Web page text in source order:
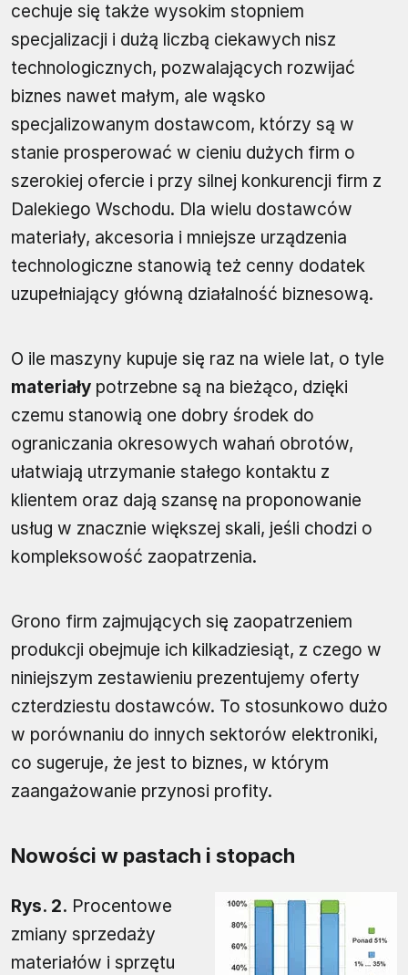
cechuje się także wysokim stopniem
specjalizacji i dużą liczbą ciekawych nisz
technologicznych, pozwalających rozwijać
biznes nawet małym, ale wąsko
specjalizowanym dostawcom, którzy są w
stanie prosperować w cieniu dużych firm o
szerokiej ofercie i przy silnej konkurencji firm z
Dalekiego Wschodu. Dla wielu dostawców
materiały, akcesoria i mniejsze urządzenia
technologiczne stanowią też cenny dodatek
uzupełniający główną działalność biznesową.
O ile maszyny kupuje się raz na wiele lat, o tyle
materiały potrzebne są na bieżąco, dzięki
czemu stanowią one dobry środek do
ograniczania okresowych wahań obrotów,
ułatwiają utrzymanie stałego kontaktu z
klientem oraz dają szansę na proponowanie
usług w znacznie większej skali, jeśli chodzi o
kompleksowość zaopatrzenia.
Grono firm zajmujących się zaopatrzeniem
produkcji obejmuje ich kilkadziesiąt, z czego w
niniejszym zestawieniu prezentujemy oferty
czterdziestu dostawców. To stosunkowo dużo
w porównaniu do innych sektorów elektroniki,
co sugeruje, że jest to biznes, w którym
zaangażowanie przynosi profity.
Nowości w pastach i stopach
Rys. 2. Procentowe
zmiany sprzedaży
materiałów i sprzętu